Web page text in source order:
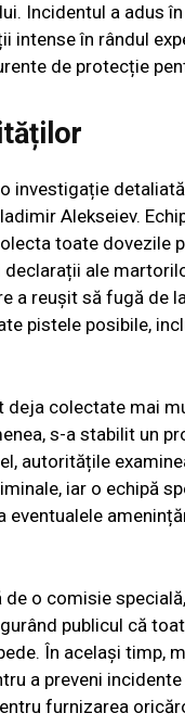
Incidentul a adus
intense în rândul
de protecție
investigație
Alekseiev.
toate dovezile
declarații ale
a reușit să fugă de
pistele posibile,
deja colectate mai
s-a stabilit un
autoritățile
iar o echipă
eventualele
o comisie
publicul că
În același timp,
a preveni
furnizarea